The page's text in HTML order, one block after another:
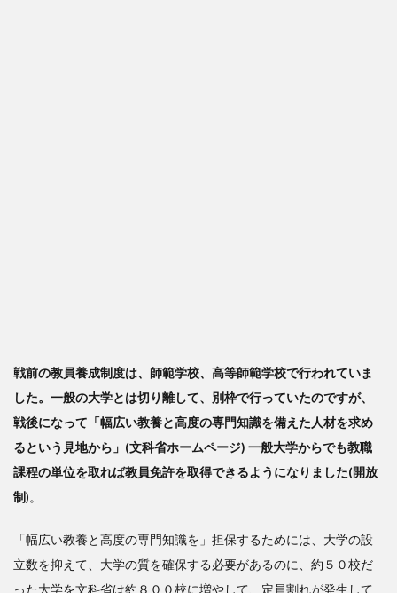
戦前の教員養成制度は、師範学校、高等師範学校で行われていま
した。一般の大学とは切り離して、別枠で行っていたのですが、
戦後になって「幅広い教養と高度の専門知識を備えた人材を求め
るという見地から」(文科省ホームページ) 一般大学からでも教職
課程の単位を取れば教員免許を取得できるようになりました(開放
制)。
「幅広い教養と高度の専門知識を」担保するためには、大学の設
立数を抑えて、大学の質を確保する必要があるのに、約５０校だ
った大学を文科省は約８００校に増やして、定員割れが発生して